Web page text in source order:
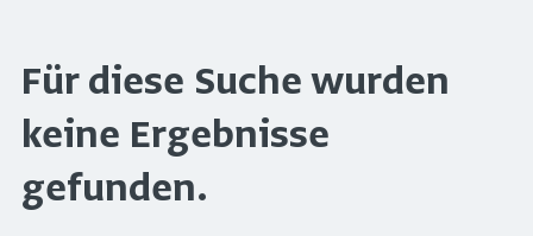
Für diese Suche wurden
keine Ergebnisse
gefunden.